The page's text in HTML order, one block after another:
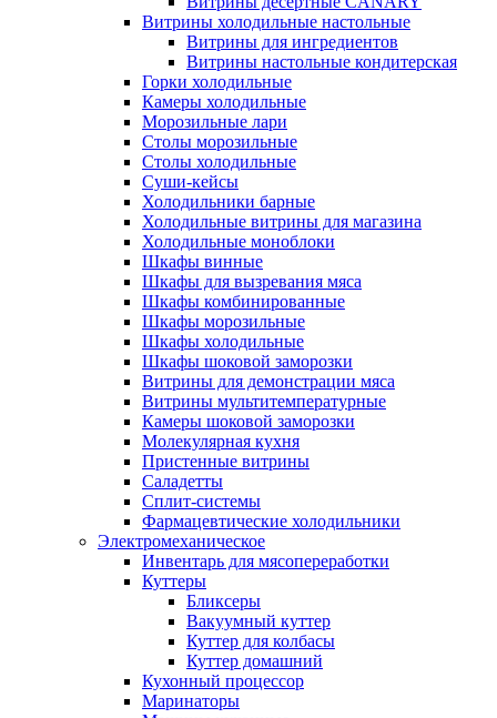
Витрины холодильные настольные
Витрины для ингредиентов
Витрины настольные кондитерская
Горки холодильные
Камеры холодильные
Морозильные лари
Столы морозильные
Столы холодильные
Суши-кейсы
Холодильники барные
Холодильные витрины для магазина
Холодильные моноблоки
Шкафы винные
Шкафы для вызревания мяса
Шкафы комбинированные
Шкафы морозильные
Шкафы холодильные
Шкафы шоковой заморозки
Витрины для демонстрации мяса
Витрины мультитемпературные
Камеры шоковой заморозки
Молекулярная кухня
Пристенные витрины
Саладетты
Сплит-системы
Фармацевтические холодильники
Электромеханическое
Инвентарь для мясопереработки
Куттеры
Бликсеры
Вакуумный куттер
Куттер для колбасы
Куттер домашний
Кухонный процессор
Маринаторы